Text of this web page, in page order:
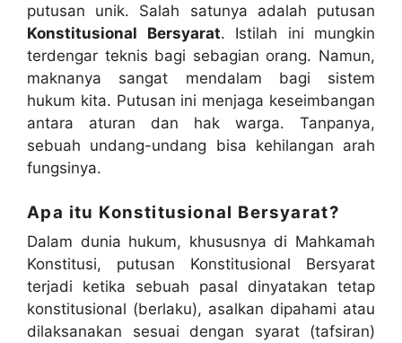
putusan unik. Salah satunya adalah putusan
Konstitusional Bersyarat. Istilah ini mungkin
terdengar teknis bagi sebagian orang. Namun,
maknanya sangat mendalam bagi sistem
hukum kita. Putusan ini menjaga keseimbangan
antara aturan dan hak warga. Tanpanya,
sebuah undang-undang bisa kehilangan arah
fungsinya.
Apa itu Konstitusional Bersyarat?
Dalam dunia hukum, khususnya di Mahkamah
Konstitusi, putusan Konstitusional Bersyarat
terjadi ketika sebuah pasal dinyatakan tetap
konstitusional (berlaku), asalkan dipahami atau
dilaksanakan sesuai dengan syarat (tafsiran)